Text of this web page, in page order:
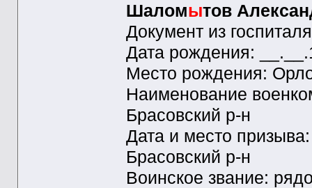
Шаломытов
Документ из госпиталя
Дата рождения:
Место рождения:
Наименование
Брасовский р-н
Дата и место
Брасовский р-н
Воинское звание: